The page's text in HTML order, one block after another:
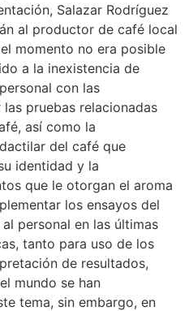
Salazar Rodríguez
al productor de café local
momento no era posible
a la inexistencia de
con las
pruebas relacionadas
así como la
del café que
identidad y la
que le otorgan el aroma
los ensayos del
personal en las últimas
tanto para uso de los
de resultados,
mundo se han
tema, sin embargo, en